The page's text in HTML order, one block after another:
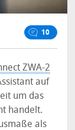
10
ZWA-2
auf
um das
handelt.
als